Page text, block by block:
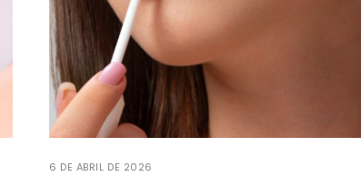
6 DE ABRIL DE 2026